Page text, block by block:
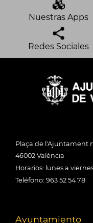
Nuestras Apps
Redes Sociales
Plaça de l'Ajuntament
46002 València
Horarios: lunes a
Teléfono: 963 52 54 78
Ayuntamiento